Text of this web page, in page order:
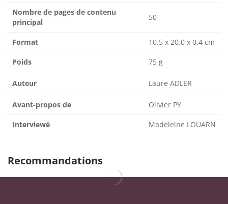
Nombre de pages de contenu
principal
50
Format 10.5 x 20.0 x 0.4 cm
Poids 75 g
Auteur Laure ADLER
Avant-propos de Olivier PY
Interviewé Madeleine LOUARN
Recommandations